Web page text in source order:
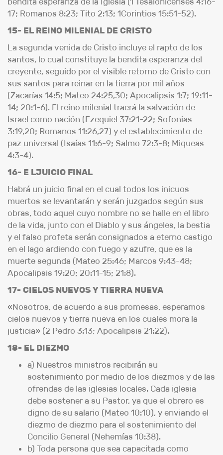
17; Romanos 8:23; Tito 2:13; 1Corintios 15:51-52).
15- EL REINO MILENIAL DE CRISTO
La segunda venida de Cristo incluye el rapto de los
santos, lo cual constituye la bendita esperanza del
creyente, seguido por el visible retorno de Cristo con
sus santos para reinar en la tierra por mil años
(Zacarías 14:5; Mateo 24:25,30; Apocalipsis 1:7; 19:11-
14; 20:1-6). El reino milenial traerá la salvación de
Israel como nación (Ezequiel 37:21-22; Sofonias
3:19,20; Romanos 11:26,27) y el establecimiento de
paz universal (Isaías 11:6-9; Salmo 72:3-8; Miqueas
4:3-4).
16- E LJUICIO FINAL
Habrá un juicio final en el cual todos los inicuos
muertos se levantarán y serán juzgados según sus
obras, todo aquel cuyo nombre no se halle en el libro
de la vida, junto con el Diablo y sus ángeles, la bestia
y el falso profeta serán consignados a eterno castigo
en el lago ardiendo con fuego y azufre, que es la
muerte segunda (Mateo 25:46; Marcos 9:43-48;
Apocalipsis 19:20; 20:11-15; 21:8).
17- CIELOS NUEVOS Y TIERRA NUEVA
«Nosotros, de acuerdo a sus promesas, esperamos
cielos nuevos y tierra nueva en los cuales mora la
justicia» (2 Pedro 3:13; Apocalipsis 21:22).
18- EL DIEZMO
a) Nuestros ministros recibirán su
sostenimiento por medio de los diezmos y de las
ofrendas de las iglesias locales. Cada iglesia
debe sostener a su Pastor, ya que el obrero es
digno de su salario (Mateo 10:10), y enviando el
diezmo de diezmo para el sostenimiento del
Concilio General (Nehemías 10:38).
b) Toda persona que sea capacitada como